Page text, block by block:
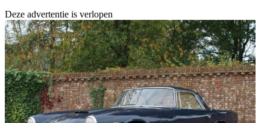
Deze advertentie is verlopen